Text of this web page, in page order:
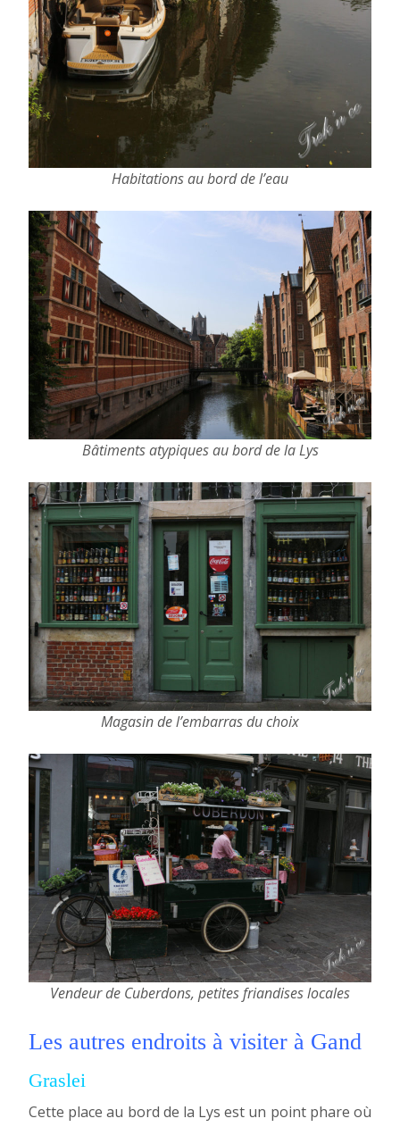
Habitations au bord de l’eau
Bâtiments atypiques au bord de la Lys
Magasin de l’embarras du choix
Vendeur de Cuberdons, petites friandises locales
Les autres endroits à visiter à Gand
Graslei
Cette place au bord de la Lys est un point phare où